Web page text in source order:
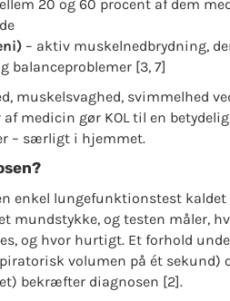
20 og 60 procent af dem
– aktiv muskelnedbrydning,
balanceproblemer [3, 7]
muskelsvaghed, svimmelhed
medicin gør KOL til en betydelig
– særligt i hjemmet.
enkel lungefunktionstest kaldet
mundstykke, og testen måler,
og hvor hurtigt. Et forhold
volumen på ét sekund)
bekræfter diagnosen [2].